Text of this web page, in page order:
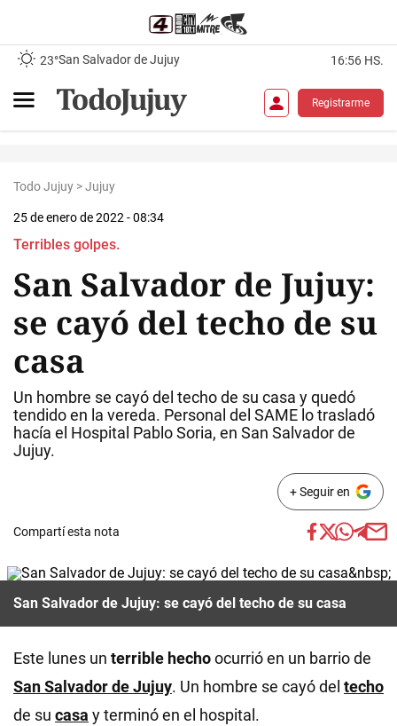
23°San Salvador de Jujuy 16:56 HS.
Registrarme
Todo Jujuy >Jujuy
25 de enero de 2022 - 08:34
Terribles golpes.
San Salvador de Jujuy:
se cayó del techo de su
casa
Un hombre se cayó del techo de su casa y quedó
tendido en la vereda. Personal del SAME lo trasladó
hacía el Hospital Pablo Soria, en San Salvador de
Jujuy.
+ Seguir en
Compartí esta nota
San Salvador de Jujuy: se cayó del techo de su casa
Este lunes un terrible hechoocurrió en un barrio de
San Salvador de Jujuy. Un hombre se cayó del techo
de su casa y terminó en el hospital.